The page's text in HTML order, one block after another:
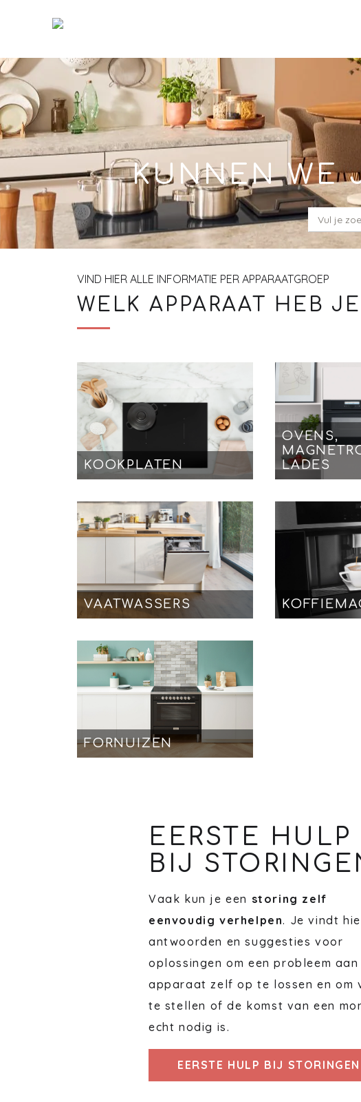
KUNNEN WE
VIND HIER ALLE INFORMATIE PER APPARAATGROEP
WELK APPARAAT HEB
KOOKPLATEN
OVENS,
LADES
VAATWASSERS
FORNUIZEN
EERSTE HULP
BIJ
Vaak kun je een storing zelf
eenvoudig verhelpen. Je vindt
antwoorden en suggesties voor
oplossingen om een probleem
apparaat zelf op te lossen en om
te stellen of de komst van een
echt nodig is.
EERSTE HULP BIJ STORINGEN